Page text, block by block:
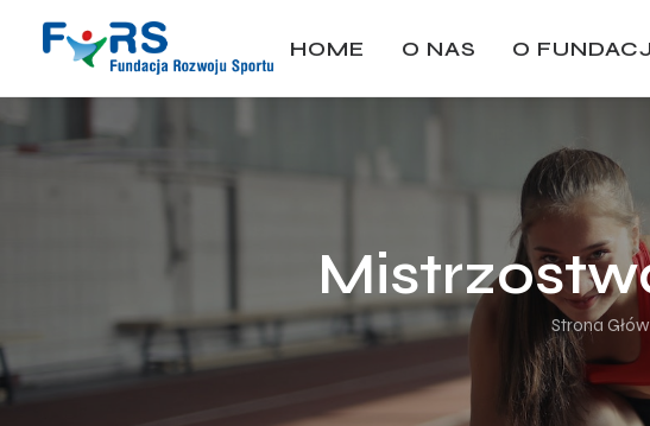
HOME O NAS O
Strona